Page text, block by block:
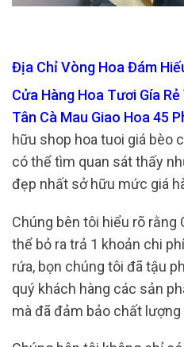
Địa Chỉ Vòng Hoa Đám
Cửa Hàng Hoa Tươi Gía
Tân Cà Mau Giao Hoa 45
hữu shop hoa tuoi giá bèo
có thể tìm quan sát thấy
đẹp nhất sở hữu mức giá
Chúng bên tôi hiểu rõ rằng
thể bỏ ra trả 1 khoản chi
rứa, bọn chúng tôi đã tậu
quý khách hàng các sản
mà đã đảm bảo chất